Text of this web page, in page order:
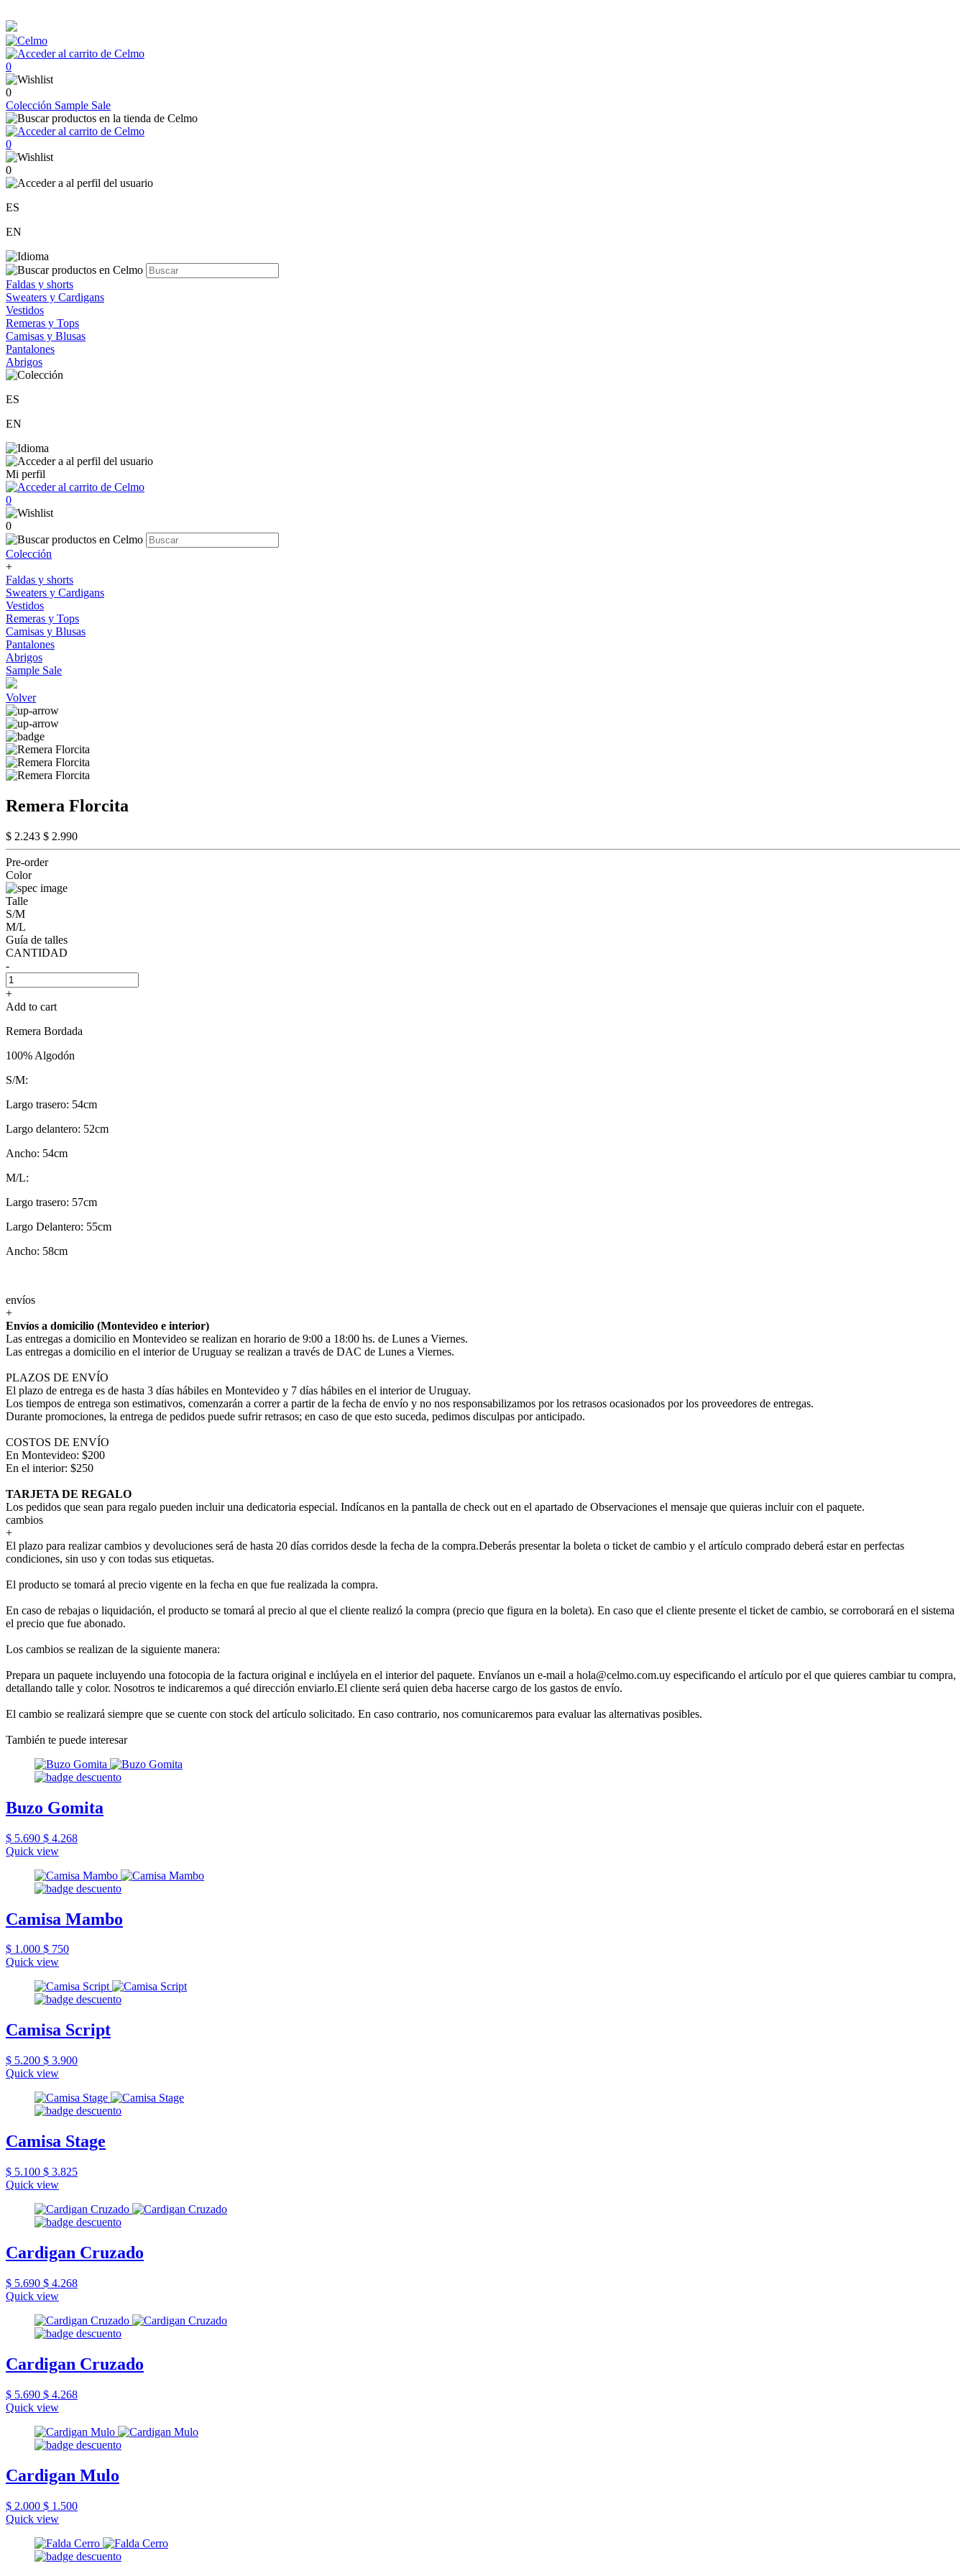
0
0
Colección Sample Sale
0
0
ES
EN
Faldas y shorts
Sweaters y Cardigans
Vestidos
Remeras y Tops
Camisas y Blusas
Pantalones
Abrigos
ES
EN
Mi perfil
0
0
Colección
+
Faldas y shorts
Sweaters y Cardigans
Vestidos
Remeras y Tops
Camisas y Blusas
Pantalones
Abrigos
Sample Sale
Volver
Remera Florcita
$ 2.243 $ 2.990
Pre-order
Color
Talle
S/M
M/L
Guía de talles
CANTIDAD
-
+
Add to cart
Remera Bordada
100% Algodón
S/M:
Largo trasero: 54cm
Largo delantero: 52cm
Ancho: 54cm
M/L:
Largo trasero: 57cm
Largo Delantero: 55cm
Ancho: 58cm
envíos
+
Envíos a domicilio (Montevideo e interior)
Las entregas a domicilio en Montevideo se realizan en horario de 9:00 a 18:00 hs. de Lunes a Viernes.
Las entregas a domicilio en el interior de Uruguay se realizan a través de DAC de Lunes a Viernes.
PLAZOS DE ENVÍO
El plazo de entrega es de hasta 3 días hábiles en Montevideo y 7 días hábiles en el interior de Uruguay.
Los tiempos de entrega son estimativos, comenzarán a correr a partir de la fecha de envío y no nos responsabilizamos por los retrasos ocasionados por los proveedores de entregas.
Durante promociones, la entrega de pedidos puede sufrir retrasos; en caso de que esto suceda, pedimos disculpas por anticipado.
COSTOS DE ENVÍO
En Montevideo: $200
En el interior: $250
TARJETA DE REGALO
Los pedidos que sean para regalo pueden incluir una dedicatoria especial. Indícanos en la pantalla de check out en el apartado de Observaciones el mensaje que quieras incluir con el paquete.
cambios
+
El plazo para realizar cambios y devoluciones será de hasta 20 días corridos desde la fecha de la compra.Deberás presentar la boleta o ticket de cambio y el artículo comprado deberá estar en perfectas
condiciones, sin uso y con todas sus etiquetas.
El producto se tomará al precio vigente en la fecha en que fue realizada la compra.
En caso de rebajas o liquidación, el producto se tomará al precio al que el cliente realizó la compra (precio que figura en la boleta). En caso que el cliente presente el ticket de cambio, se corroborará en el sistema
el precio que fue abonado.
Los cambios se realizan de la siguiente manera:
Prepara un paquete incluyendo una fotocopia de la factura original e inclúyela en el interior del paquete. Envíanos un e-mail a hola@celmo.com.uy especificando el artículo por el que quieres cambiar tu compra,
detallando talle y color. Nosotros te indicaremos a qué dirección enviarlo.El cliente será quien deba hacerse cargo de los gastos de envío.
El cambio se realizará siempre que se cuente con stock del artículo solicitado. En caso contrario, nos comunicaremos para evaluar las alternativas posibles.
También te puede interesar
Buzo Gomita
$ 5.690 $ 4.268
Quick view
Camisa Mambo
$ 1.000 $ 750
Quick view
Camisa Script
$ 5.200 $ 3.900
Quick view
Camisa Stage
$ 5.100 $ 3.825
Quick view
Cardigan Cruzado
$ 5.690 $ 4.268
Quick view
Cardigan Cruzado
$ 5.690 $ 4.268
Quick view
Cardigan Mulo
$ 2.000 $ 1.500
Quick view